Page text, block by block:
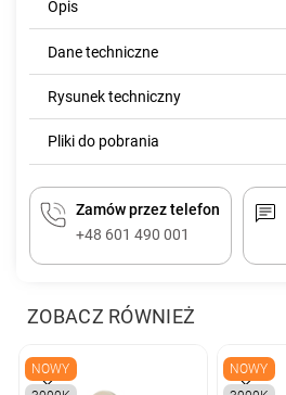
Opis
Dane techniczne
Rysunek techniczny
Pliki do pobrania
Zamów przez telefon
+48 601 490 001
ZOBACZ RÓWNIEŻ
NOWY
NOWY